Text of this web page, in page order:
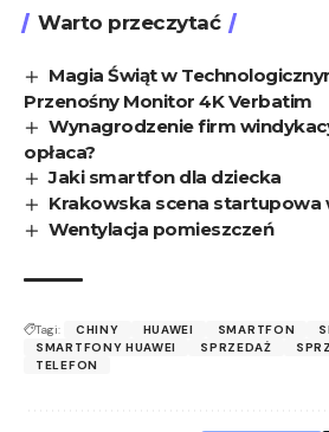
Warto przeczytać
Magia Świąt w
Przenośny Monitor 4K Verbatim
Wynagrodzenie firm
opłaca?
Jaki smartfon dla dziecka
Krakowska scena startupowa
Wentylacja pomieszczeń
Tagi: CHINY HUAWEI SMARTFON
SMARTFONY HUAWEI
SPRZEDAŻ
TELEFON